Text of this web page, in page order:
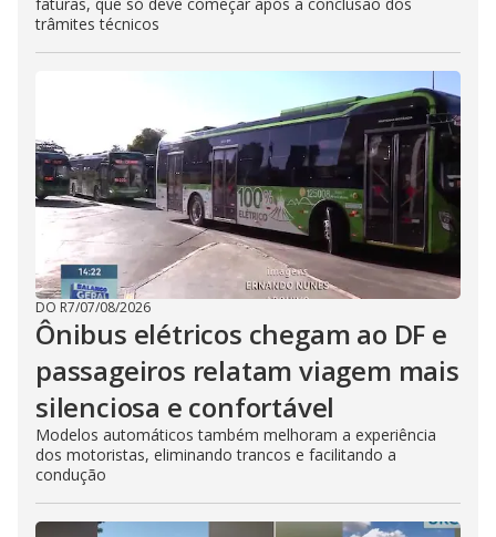
trâmites técnicos
DO R7/07/08/2026
Ônibus elétricos chegam ao DF e
passageiros relatam viagem mais
silenciosa e confortável
Modelos automáticos também melhoram a experiência
dos motoristas, eliminando trancos e facilitando a
condução